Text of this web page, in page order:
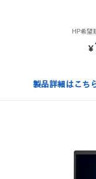
HP希望
￥
製品詳細はこち